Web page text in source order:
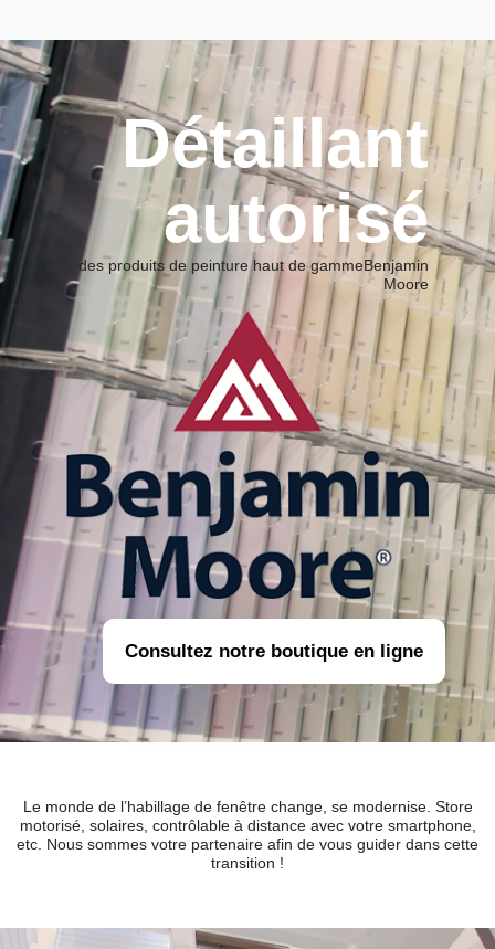
Détaillant
autorisé
des produits de peinture haut de gammeBenjamin
Moore
Consultez notre boutique en ligne
Le monde de l’habillage de fenêtre change, se modernise. Store
motorisé, solaires, contrôlable à distance avec votre smartphone,
etc. Nous sommes votre partenaire afin de vous guider dans cette
transition !